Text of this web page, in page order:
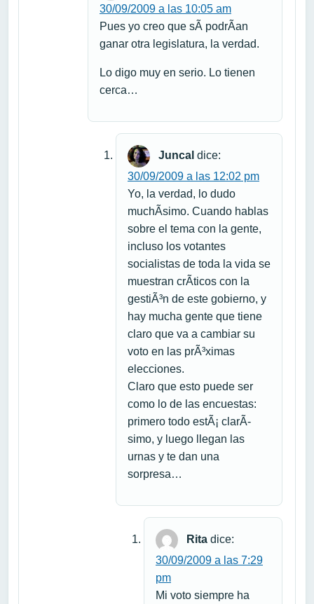
30/09/2009 a las 10:05 am
Pues yo creo que sÃ­ podrÃ­an
ganar otra legislatura, la verdad.
Lo digo muy en serio. Lo tienen
cerca…
Juncal dice:
30/09/2009 a las 12:02 pm
Yo, la verdad, lo dudo
muchÃ­simo. Cuando hablas
sobre el tema con la gente,
incluso los votantes
socialistas de toda la vida se
muestran crÃ­ticos con la
gestiÃ³n de este gobierno, y
hay mucha gente que tiene
claro que va a cambiar su
voto en las prÃ³ximas
elecciones.
Claro que esto puede ser
como lo de las encuestas:
primero todo estÃ¡ clarÃ­
simo, y luego llegan las
urnas y te dan una
sorpresa…
Rita dice:
30/09/2009 a las 7:29
pm
Mi voto siempre ha